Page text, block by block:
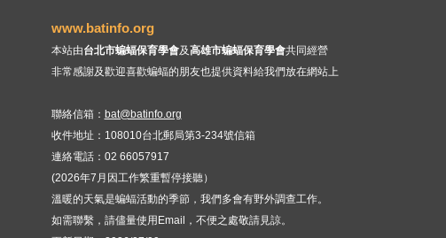
www.batinfo.org
本站由台北市蝙蝠保育學會及高雄市蝙蝠保育學會共同經營
非常感謝及歡迎喜歡蝙蝠的朋友也提供資料給我們放在網站上
聯絡信箱： bat@batinfo.org
收件地址：108010台北郵局第3-234號信箱
連絡電話：02 66057917
(2026年7月因工作繁重暫停接聽）
溫暖的天氣是蝙蝠活動的季節，我們多會有野外調查工作。
如需聯繫，請儘量使用Email，不便之處敬請見諒。